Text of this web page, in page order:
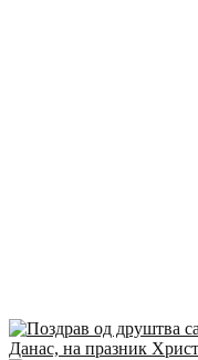
Данас, на празник